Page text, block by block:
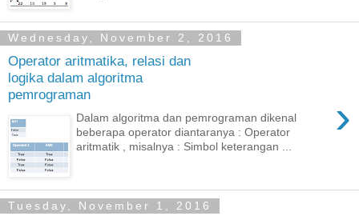
Wednesday, November 2, 2016
Operator aritmatika, relasi dan
logika dalam algoritma
pemrograman
›
Dalam algoritma dan pemrograman dikenal
beberapa operator diantaranya : Operator
aritmatik , misalnya : Simbol keterangan ...
Tuesday, November 1, 2016